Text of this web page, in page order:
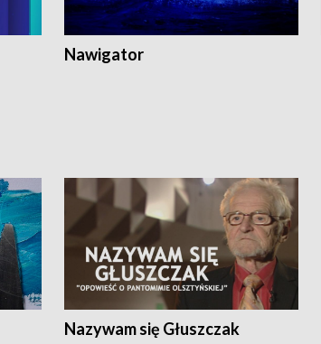
Nawigator
Nazywam się Głuszczak